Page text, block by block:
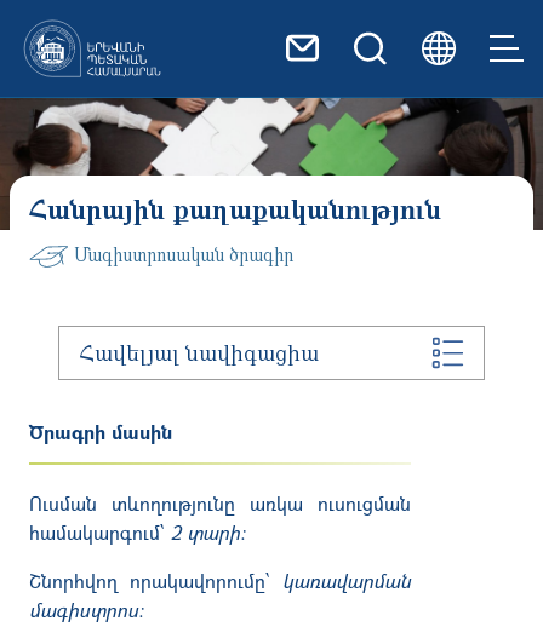
Հանրային քաղաքականություն
Մագիստրոսական ծրագիր
Հավելյալ նավիգացիա
Ծրագրի մասին
Ուսման տևողությունը առկա ուսուցման
համակարգում՝ 2 տարի։
Շնորհվող որակավորումը՝ կառավարման
մագիստրոս։